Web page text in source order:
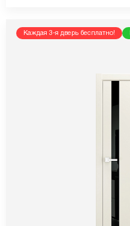
Каждая 3-я дверь бесплатно!